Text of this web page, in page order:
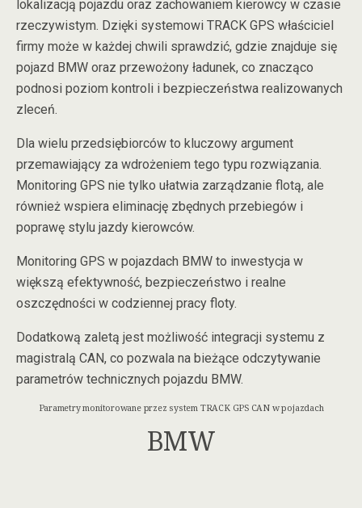
lokalizacją pojazdu oraz zachowaniem kierowcy w czasie
rzeczywistym. Dzięki systemowi TRACK GPS właściciel
firmy może w każdej chwili sprawdzić, gdzie znajduje się
pojazd BMW oraz przewożony ładunek, co znacząco
podnosi poziom kontroli i bezpieczeństwa realizowanych
zleceń.
Dla wielu przedsiębiorców to kluczowy argument
przemawiający za wdrożeniem tego typu rozwiązania.
Monitoring GPS nie tylko ułatwia zarządzanie flotą, ale
również wspiera eliminację zbędnych przebiegów i
poprawę stylu jazdy kierowców.
Monitoring GPS w pojazdach BMW to inwestycja w
większą efektywność, bezpieczeństwo i realne
oszczędności w codziennej pracy floty.
Dodatkową zaletą jest możliwość integracji systemu z
magistralą CAN, co pozwala na bieżące odczytywanie
parametrów technicznych pojazdu BMW.
Parametry monitorowane przez system TRACK GPS CAN w pojazdach
BMW